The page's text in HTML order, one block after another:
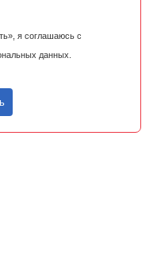
я соглашаюсь с
данных.